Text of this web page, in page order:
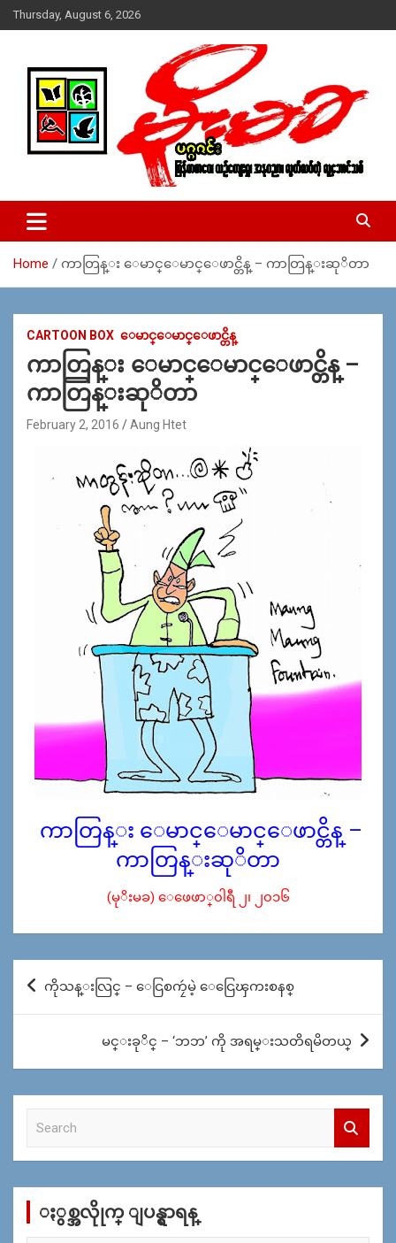
Skip
to
Thursday, August 6, 2026
MoeMaKa Burmese News &
Media
ယ္ေရး – အမွတ္ ၂၅၄၊ ပထပ္၊ လမ္း ၄၀၊ ေက်ာက္တံတား၊ ရန္ကုန္။
(ဖုုံး – ၀၉ ၂၅၂ ၂၄၉ ၀၉၄ ၊ ၀၉ ၄၂၁ ၇၄၃ ၇၅၃ ၊ ၀၉ ၅၀၄ ၁၀ ၅၈) ျ
ဇာေစ်းသစ္ ။ ၀၉ ၇၈၆၈၃၇ ၃၀၅ / ၀၉ ၉၆၃၆၉၉၈၃၄
Home ကာတြန္း ေမာင္ေမာင္ေဖာင္တိန္ – ကာတြန္းဆုိတာ
CARTOON BOX ေမာင္ေမာင္ေဖာင္တိန္
ကာတြန္း ေမာင္ေမာင္ေဖာင္တိန္ –
ကာတြန္းဆုိတာ
February 2, 2016 Aung Htet
ကာတြန္း ေမာင္ေမာင္ေဖာင္တိန္ –
ကာတြန္းဆုိတာ
(မုိးမခ) ေဖေဖာ္၀ါရီ ၂၊ ၂၀၁၆
Post
navigation
ကိုသန္းလြင္ – ေငြစကၠဴမဲ့ ေငြေၾကးစနစ္
မင္းခုိင္ – ‘ဘဘ’ ကို အရမ္းသတိရမိတယ္
c
ႏွစ္အလိုုက္ ျပန္ရွာရန္